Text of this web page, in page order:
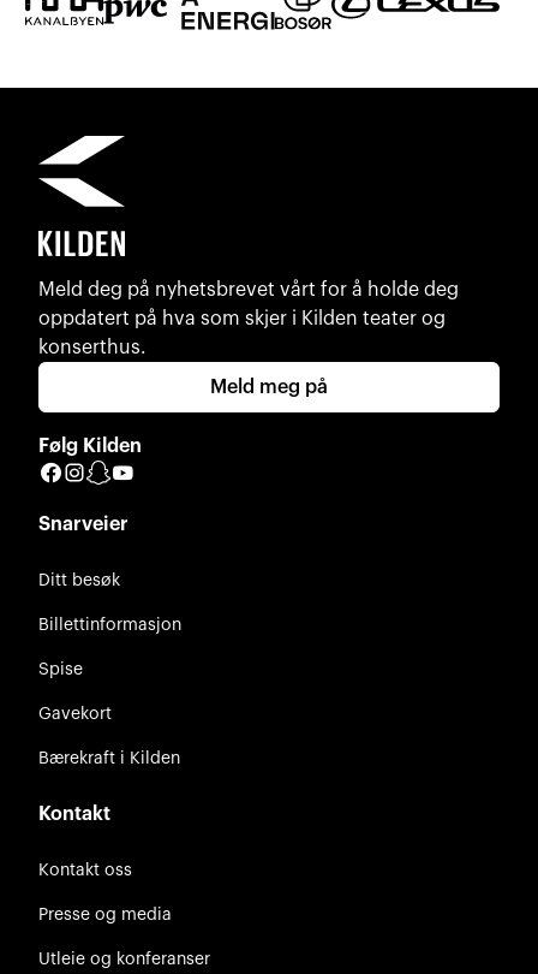
Meld deg på nyhetsbrevet vårt for å holde deg
oppdatert på hva som skjer i Kilden teater og
konserthus.
Meld meg på
Følg Kilden
Facebook
Instagram
Snapchat
Snarveier
Ditt besøk
Billettinformasjon
Spise
Gavekort
Bærekraft i Kilden
Kontakt
Kontakt oss
Presse og media
Utleie og konferanser